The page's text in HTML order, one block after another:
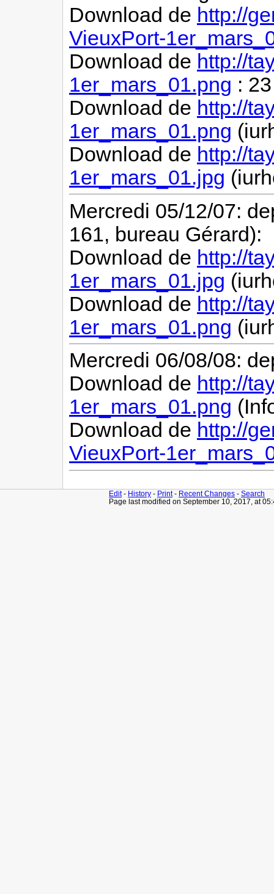
Download de http://
VieuxPort-
Download de http://
1er_mars_01.png :
Download de http://
1er_mars_01.png
Download de http://
1er_mars_01.jpg
Mercredi 05/12/07:
161, bureau Gérard):
Download de http://
1er_mars_01.jpg
Download de http://
1er_mars_01.png
Mercredi 06/08/08:
Download de http://
1er_mars_01.png
Download de http://
VieuxPort-
Edit- History - Print- Recent Changes - Search
Page last modified on September 10, 2017, at